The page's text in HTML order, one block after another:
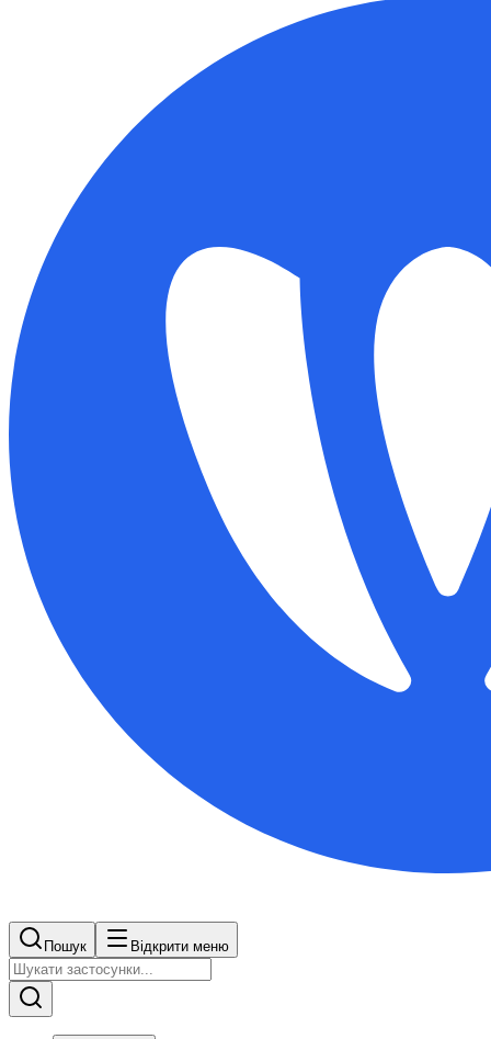
Пошук Відкрити меню